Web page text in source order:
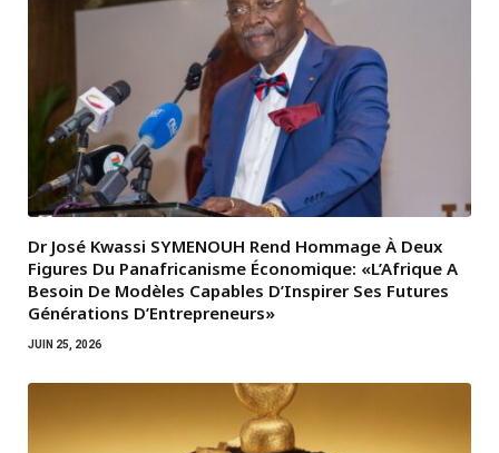
Dr José Kwassi SYMENOUH Rend Hommage À Deux
Figures Du Panafricanisme Économique: «L’Afrique A
Besoin De Modèles Capables D’Inspirer Ses Futures
Générations D’Entrepreneurs»
JUIN 25, 2026